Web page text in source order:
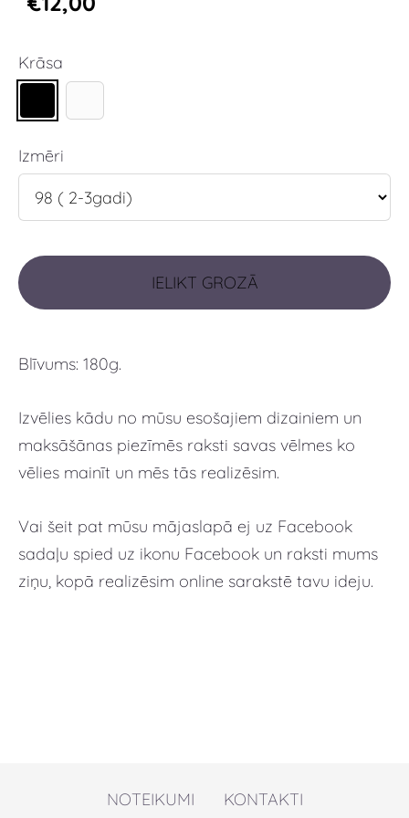
Krāsa
Izmēri
IELIKT GROZĀ
Blīvums: 180g.
Izvēlies kādu no mūsu esošajiem dizainiem un
maksāšānas piezīmēs raksti savas vēlmes ko
vēlies mainīt un mēs tās realizēsim.
Vai šeit pat mūsu mājaslapā ej uz Facebook
sadaļu spied uz ikonu Facebook un raksti mums
ziņu, kopā realizēsim online sarakstē tavu ideju.
NOTEIKUMI KONTAKTI